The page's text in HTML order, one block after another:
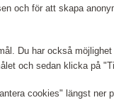
och för att skapa
Du har också
och sedan klicka på
cookies" längst ner